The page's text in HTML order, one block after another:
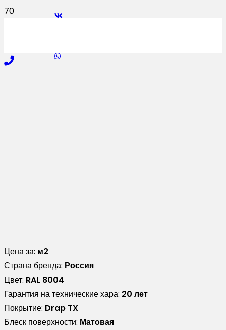
Цена за: м2
Страна бренда: Россия
Цвет: RAL 8004
Гарантия на технические хара: 20 лет
Покрытие: Drap TX
Блеск поверхности: Матовая